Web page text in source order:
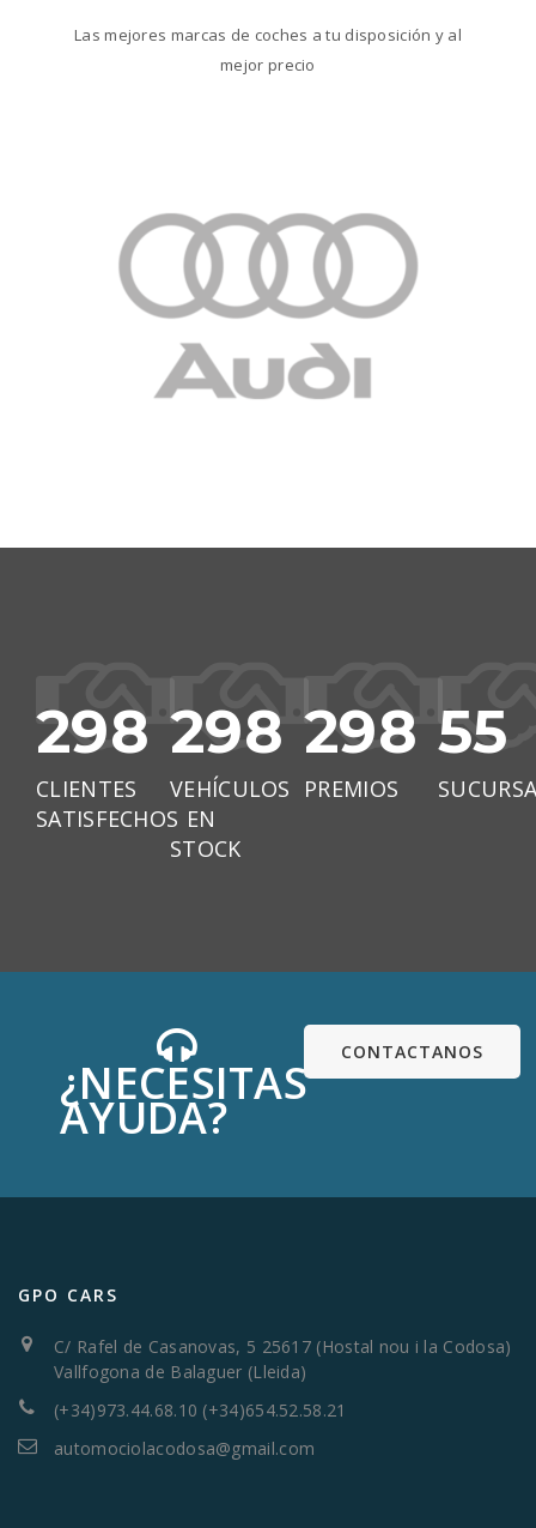
Las mejores marcas de coches a tu disposición y al
mejor precio
306
CLIENTES
SATISFECHOS
306
VEHÍCULOS
EN
STOCK
306
PREMIOS
55
¿NECESITAS
AYUDA?
CONTACTANOS
GPO CARS
C/ Rafel de Casanovas, 5 25617 (Hostal nou i la Codosa)
Vallfogona de Balaguer (Lleida)
(+34)973.44.68.10 (+34)654.52.58.21
automociolacodosa@gmail.com